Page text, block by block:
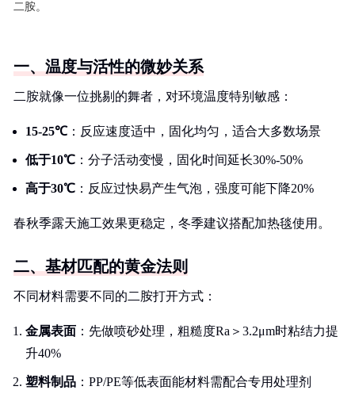
二胺。
一、温度与活性的微妙关系
二胺就像一位挑剔的舞者，对环境温度特别敏感：
15-25℃：反应速度适中，固化均匀，适合大多数场景
低于10℃ ：分子活动变慢，固化时间延长30%-50%
高于30℃ ：反应过快易产生气泡，强度可能下降20%
春秋季露天施工效果更稳定，冬季建议搭配加热毯使用。
二、基材匹配的黄金法则
不同材料需要不同的二胺打开方式：
金属表面 ：先做喷砂处理，粗糙度Ra＞3.2μm时粘结力提
升40%
塑料制品 ：PP/PE等低表面能材料需配合专用处理剂